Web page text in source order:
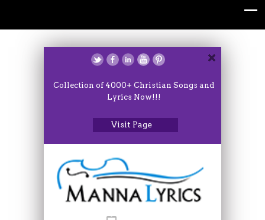
Collection of 4000+ Christian Songs and
Lyrics Now!!!
Visit Page